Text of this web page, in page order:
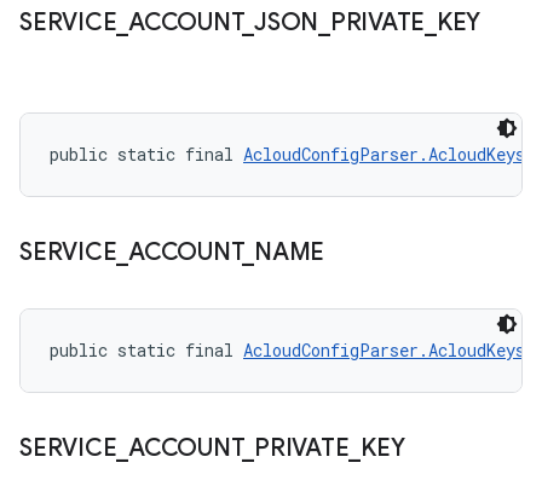
SERVICE ACCOUNT_ JSON PRIVATE KEY
public static final AcloudConfigParser.AcloudKeys
SERVICE ACCOUNT_ NAME
public static final AcloudConfigParser.AcloudKeys
SERVICE ACCOUNT_ PRIVATE KEY